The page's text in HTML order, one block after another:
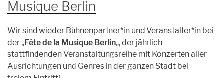
Fr, 3. Juli 2026
Sa, 4. Juli 2026
So, 5. Juli 2026
Archiv
Fr., 12. September 2025
Sa., 13. September 2025
So., 14. September 2025
de Luxe
Übersicht
zwei Mal pro Monat
Fête
Übersicht
Open Air
Musique Berlin
Wir sind wieder Bühnenpartner*in und Veranstalter*in bei
der „Fête de la Musique Berlin„, der jährlich
stattfindenden Veranstaltungsreihe mit Konzerten aller
Ausrichtungen und Genres in der ganzen Stadt bei